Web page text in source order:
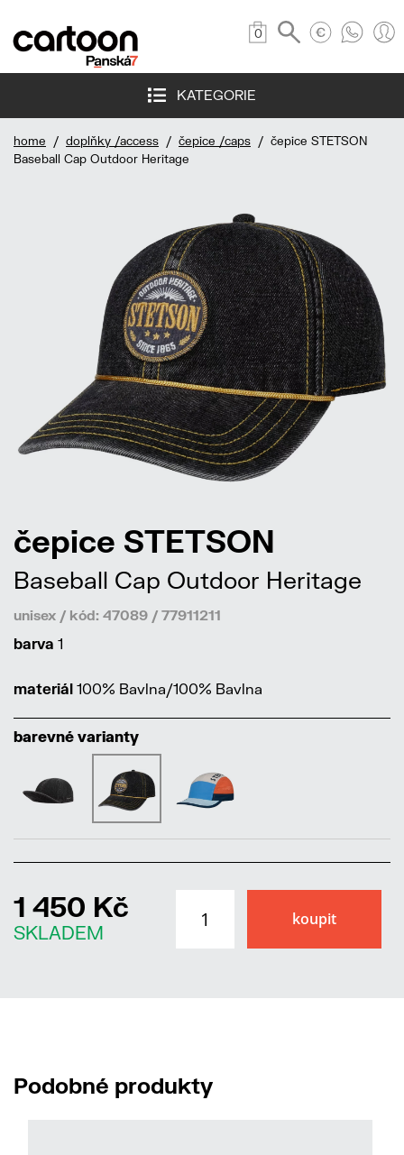
0
KATEGORIE
home / doplňky /access / čepice /caps / čepice STETSON
Baseball Cap Outdoor Heritage
čepice STETSON
Baseball Cap Outdoor Heritage
unisex / kód: 47089 / 77911211
barva 1
materiál 100% Bavlna/100% Bavlna
barevné varianty
1 450 Kč
SKLADEM
Podobné produkty